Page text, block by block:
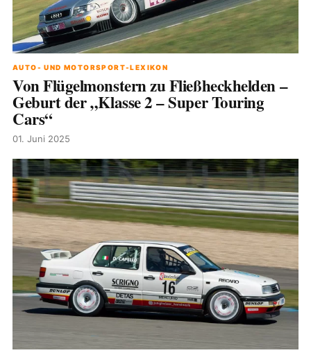
AUTO- UND MOTORSPORT-LEXIKON
Von Flügelmonstern zu Fließheckhelden –
Geburt der „Klasse 2 – Super Touring
Cars“
01. Juni 2025